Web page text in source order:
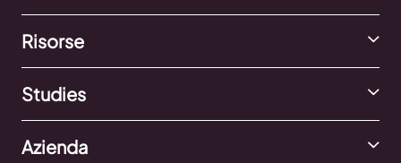
Risorse
Studies
Azienda